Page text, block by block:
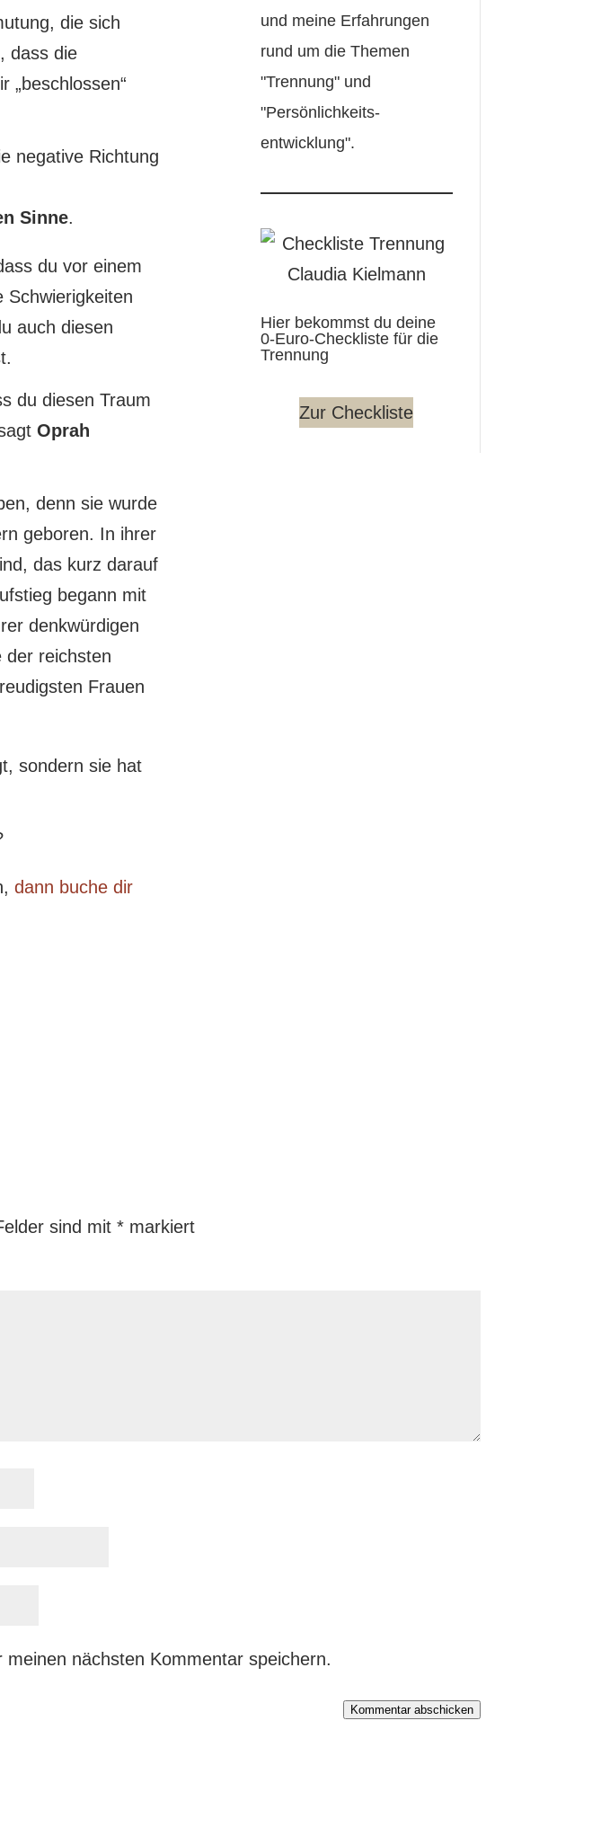
die sich
dass die
„beschlossen“
negative Richtung
Sinne.
du vor einem
Schwierigkeiten
auch diesen
du diesen Traum
Oprah
denn sie wurde
geboren. In ihrer
das kurz darauf
begann mit
denkwürdigen
der reichsten
Frauen
sondern sie hat
dann buche dir
und meine Erfahrungen
rund um die Themen
"Trennung" und
"Persönlichkeits-
entwicklung".
Hier bekommst du deine
0-Euro-Checkliste für die
Trennung
Zur Checkliste
sind mit* markiert
nächsten Kommentar speichern.
Kommentar abschicken